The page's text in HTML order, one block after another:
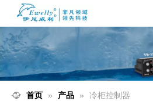
首页 » 产品 » 冷柜控制器